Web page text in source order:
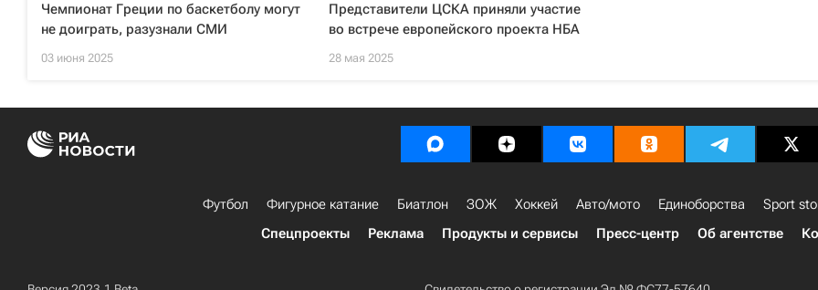
Чемпионат Греции по баскетболу могут
не доиграть, разузнали СМИ
03 июня 2025
Представители ЦСКА приняли участие
во встрече европейского проекта НБА
28 мая 2025
Футбол Фигурное катание Биатлон ЗОЖ Хоккей Авто/мото Единоборства Sport
Спецпроекты
Реклама Продукты и сервисы Пресс-центр Об агентстве